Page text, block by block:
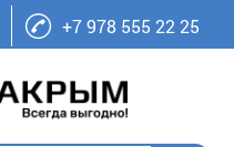
+7 978 555 22 25